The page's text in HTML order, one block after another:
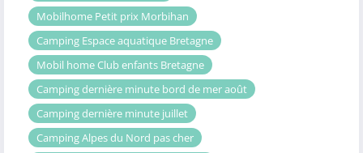
Mobilhome Petit prix Morbihan
Camping Espace aquatique Bretagne
Mobil home Club enfants Bretagne
Camping dernière minute bord de mer août
Camping dernière minute juillet
Camping Alpes du Nord pas cher